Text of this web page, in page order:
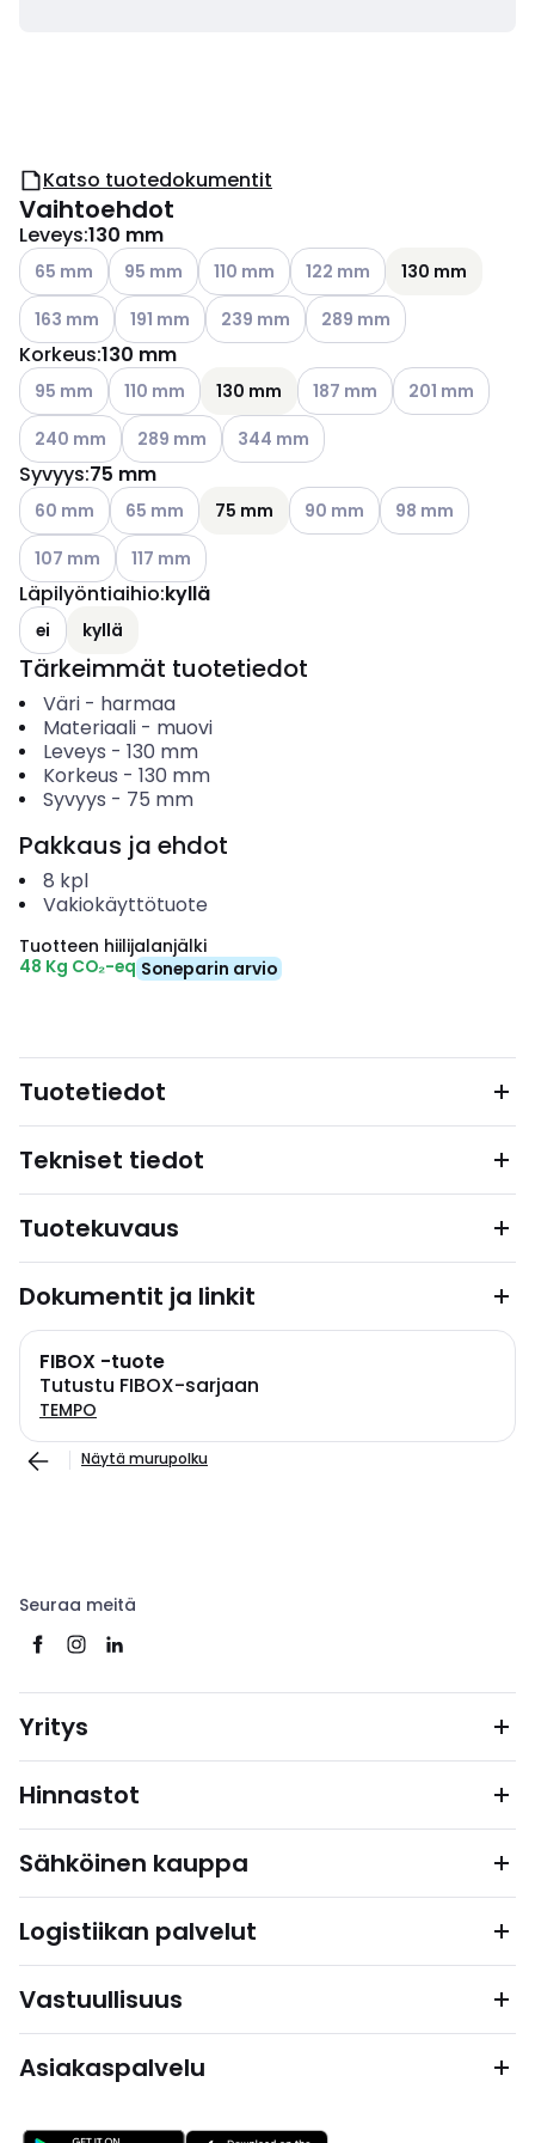
Katso tuotedokumentit
Vaihtoehdot
Leveys:130 mm
Katso käytettävissä olevat vaihtoehdot
65 mm Katso käytettävissä olevat vaihtoehdot
95 mm Katso käytettävissä olevat vaihtoehdot
110 mm Katso käytettävissä olevat
122 mm
130 mm
Katso käytettävissä olevat vaihtoehdot
163 mm Katso käytettävissä olevat vaihtoehdot
191 mm Katso käytettävissä olevat vaihtoehdot
239 mm Katso käytettävissä
289 mm
Korkeus:130 mm
Katso käytettävissä olevat vaihtoehdot
95 mm Katso käytettävissä olevat vaihtoehdot
110 mm 130 mm Katso käytettävissä olevat
187 mm Katso
201 mm
Katso käytettävissä olevat vaihtoehdot
240 mm Katso käytettävissä olevat vaihtoehdot
289 mm Katso käytettävissä olevat
344 mm
Syvyys:75 mm
Katso käytettävissä olevat vaihtoehdot
60 mm Katso käytettävissä olevat vaihtoehdot
65 mm 75 mm Katso käytettävissä olevat
90 mm Katso
98 mm
Katso käytettävissä olevat vaihtoehdot
107 mm Katso käytettävissä olevat vaihtoehdot
117 mm
Läpilyöntiaihio:kyllä
ei kyllä
Tärkeimmät tuotetiedot
Väri- harmaa
Materiaali- muovi
Leveys - 130 mm
Korkeus - 130 mm
Syvyys - 75 mm
Pakkaus ja ehdot
8 kpl
Vakiokäyttötuote
Tuotteen hiilijalanjälki
48 Kg CO₂-eq Soneparin arvio
Tuotetiedot
Tekniset tiedot
Tuotekuvaus
Dokumentit ja linkit
FIBOX -tuote
Tutustu FIBOX-sarjaan
TEMPO
Näytä murupolku
Seuraa meitä
Yritys
Hinnastot
Sähköinen kauppa
Logistiikan palvelut
Vastuullisuus
Asiakaspalvelu